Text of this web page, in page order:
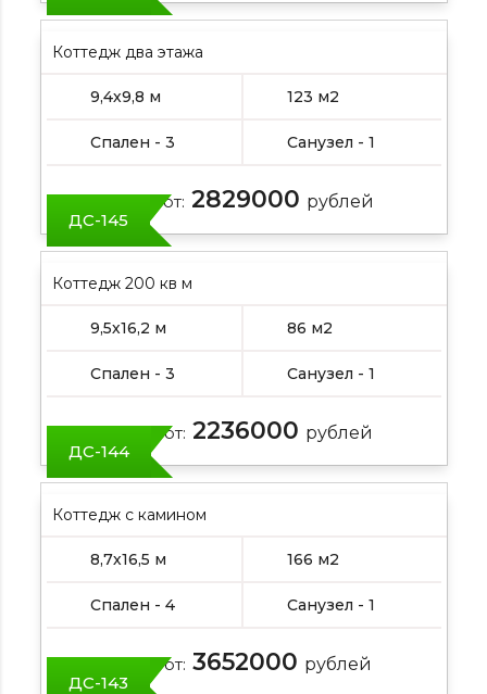
Коттедж два этажа
9,4х9,8 м 123 м2
Спален - 3 Санузел - 1
Цена от: 2829000 рублей
ДС-145
Коттедж 200 кв м
9,5х16,2 м 86 м2
Спален - 3 Санузел - 1
Цена от: 2236000 рублей
ДС-144
Коттедж с камином
8,7х16,5 м 166 м2
Спален - 4 Санузел - 1
Цена от: 3652000 рублей
ДС-143